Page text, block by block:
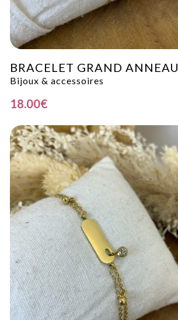
BRACELET GRAND ANNEAU
Bijoux & accessoires
18.00€